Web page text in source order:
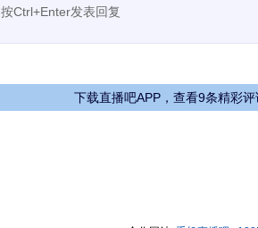
按Ctrl+Enter发表回复
下载直播吧APP，查看9条精彩评